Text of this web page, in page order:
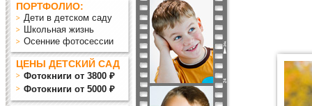
ПОРТФОЛИО:
Дети в детском саду
Школьная жизнь
Осенние фотосессии
ЦЕНЫ ДЕТСКИЙ САД
Фотокниги от 3800 ₽
Фотокниги от 5000 ₽